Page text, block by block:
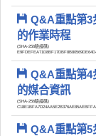
Q&A重點第3
的作業時程
(SHA-256驗證碼)
Q&A重點第4
的媒合資訊
(SHA-256驗證碼)
Q&A重點第5